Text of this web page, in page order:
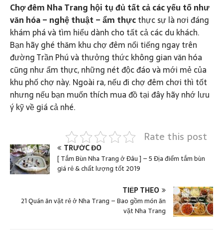
Chợ đêm Nha Trang hội tụ đủ tất cả các yếu tố như
văn hóa – nghệ thuật – ẩm thựcthực sự là nơi đáng
khám phá và tìm hiểu dành cho tất cả các du khách.
Bạn hãy ghé thăm khu chợ đêm nổi tiếng ngay trên
đường Trần Phú và thưởng thức không gian văn hóa
cũng như ẩm thực, những nét độc đáo và mới mẻ của
khu phố chợ này. Ngoài ra, nếu đi chợ đêm chơi thì tốt
nhưng nếu bạn muốn thích mua đồ tại đây hãy nhớ lưu
ý kỹ về giá cả nhé.
Rate this post
TRƯỚC ĐÓ
[ Tắm Bùn Nha Trang ở Đâu ] – 5 Địa điểm tắm bùn
giá rẻ & chất lượng tốt 2019
TIẾP THEO
21 Quán ăn vặt rẻ ở Nha Trang – Bao gồm món ăn
vặt Nha Trang